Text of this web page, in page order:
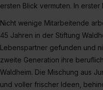
ersten Blick vermuten. In erster
Nicht wenige Mitarbeitende
45 Jahren in der Stiftung
Lebenspartner gefunden und
zweite Generation ihre
Waldheim. Die Mischung aus
und voller frischer Ideen,